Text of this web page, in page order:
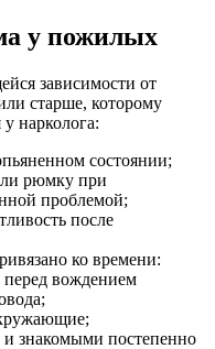
у пожилых
зависимости от
старше, которому
нарколога:
состоянии;
рюмку при
проблемой;
после
ко времени:
перед вождением
знакомыми постепенно